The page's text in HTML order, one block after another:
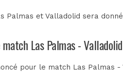
Palmas et Valladolid sera
Las Palmas -
pour le match Las Palmas